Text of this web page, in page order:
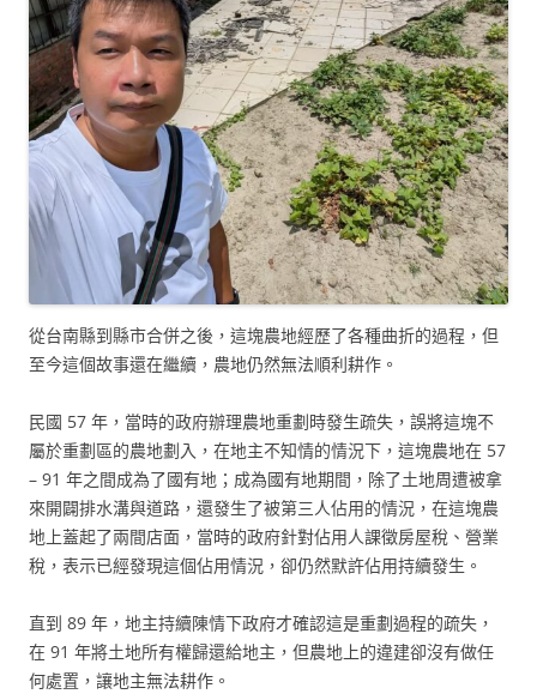
從台南縣到縣市合併之後，這塊農地經歷了各種曲折的過程，但
至今這個故事還在繼續，農地仍然無法順利耕作。
民國 57 年，當時的政府辦理農地重劃時發生疏失，誤將這塊不
屬於重劃區的農地劃入，在地主不知情的情況下，這塊農地在 57
– 91 年之間成為了國有地；成為國有地期間，除了土地周遭被拿
來開闢排水溝與道路，還發生了被第三人佔用的情況，在這塊農
地上蓋起了兩間店面，當時的政府針對佔用人課徵房屋稅、營業
稅，表示已經發現這個佔用情況，卻仍然默許佔用持續發生。
直到 89 年，地主持續陳情下政府才確認這是重劃過程的疏失，
在 91 年將土地所有權歸還給地主，但農地上的違建卻沒有做任
何處置，讓地主無法耕作。